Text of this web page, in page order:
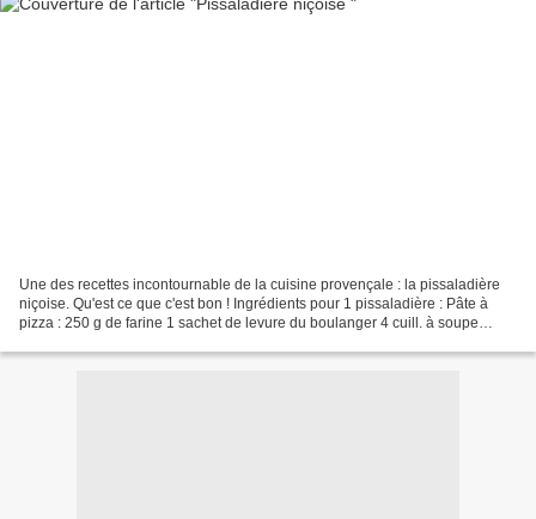
Une des recettes incontournable de la cuisine provençale : la pissaladière
niçoise. Qu'est ce que c'est bon ! Ingrédients pour 1 pissaladière : Pâte à
pizza : 250 g de farine 1 sachet de levure du boulanger 4 cuill. à soupe